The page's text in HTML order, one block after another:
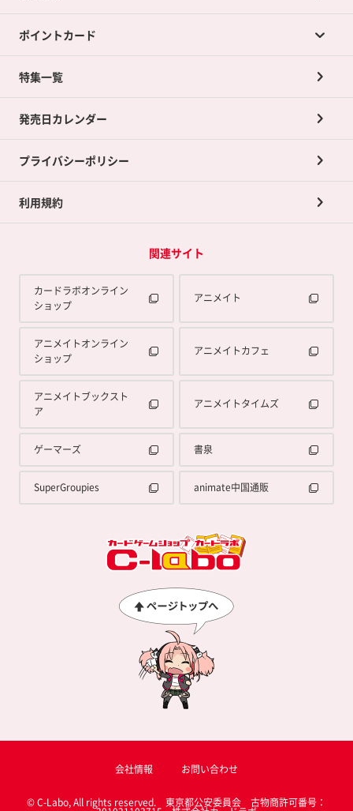
店舗買取について
ネット買取について
買取承諾書について
ポイントカード
ポイントカードTOP
ポイント交換景品
特集一覧
発売日カレンダー
プライバシーポリシー
利用規約
関連サイト
カードラボオンライン
ショップ
アニメイト
アニメイトオンライン
ショップ
アニメイトカフェ
アニメイトブックスト
ア
アニメイトタイムズ
ゲーマーズ 書泉
SuperGroupies animate中国通販
会社情報 お問い合わせ
© C-Labo, All rights reserved. 東京都公安委員会 古物商許可番号：